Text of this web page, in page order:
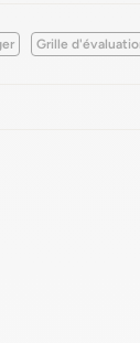
Grille